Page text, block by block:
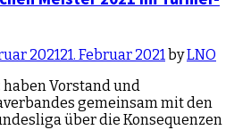
202121. Februar 2021 byLNO
Vorstand und
gemeinsam mit den
über die Konsequenzen